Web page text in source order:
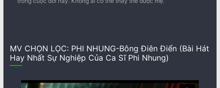
MV CHỌN LỌC: PHI NHUNG-Bông Điên Điển (Bài Hát
Hay Nhất Sự Nghiệp Của Ca Sĩ Phi Nhung)